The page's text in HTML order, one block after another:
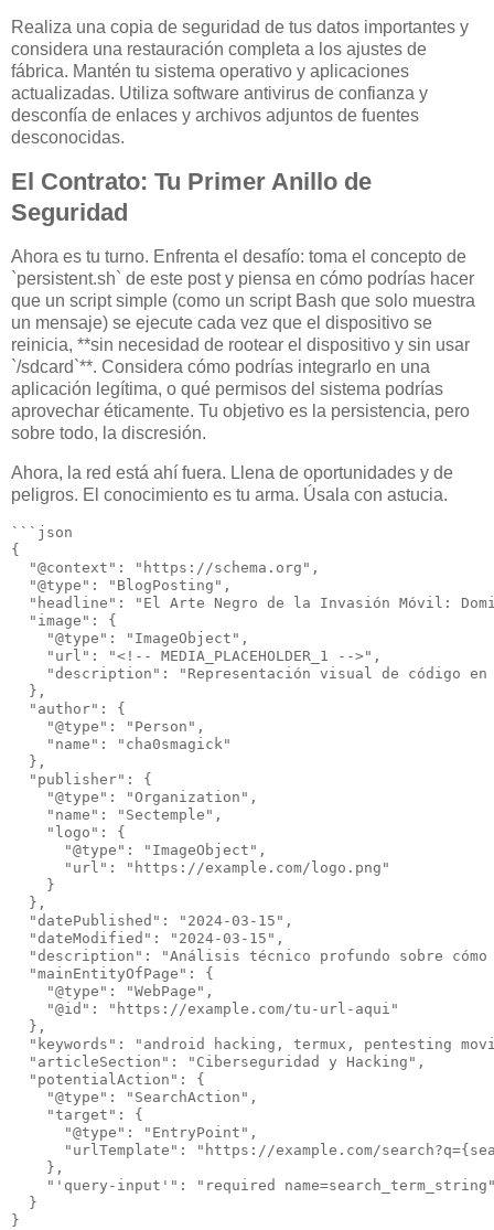
Realiza una copia de seguridad de tus datos importantes y
considera una restauración completa a los ajustes de
fábrica. Mantén tu sistema operativo y aplicaciones
actualizadas. Utiliza software antivirus de confianza y
desconfía de enlaces y archivos adjuntos de fuentes
desconocidas.
El Contrato: Tu Primer Anillo de
Seguridad
Ahora es tu turno. Enfrenta el desafío: toma el concepto de
`persistent.sh` de este post y piensa en cómo podrías hacer
que un script simple (como un script Bash que solo muestra
un mensaje) se ejecute cada vez que el dispositivo se
reinicia, **sin necesidad de rootear el dispositivo y sin usar
`/sdcard`**. Considera cómo podrías integrarlo en una
aplicación legítima, o qué permisos del sistema podrías
aprovechar éticamente. Tu objetivo es la persistencia, pero
sobre todo, la discresión.
Ahora, la red está ahí fuera. Llena de oportunidades y de
peligros. El conocimiento es tu arma. Úsala con astucia.
```json
{
  "@context": "https://schema.org",
  "@type": "BlogPosting",
"headline": "El Arte Negro de la Invasión Móvil:
  "image": {
    "@type": "ImageObject",
    "url": "<!-- MEDIA_PLACEHOLDER_1 -->",
"description": "Representación visual de código
  },
  "author": {
    "@type": "Person",
    "name": "cha0smagick"
  },
  "publisher": {
    "@type": "Organization",
    "name": "Sectemple",
    "logo": {
      "@type": "ImageObject",
      "url": "https://example.com/logo.png"
    }
  },
  "datePublished": "2024-03-15",
  "dateModified": "2024-03-15",
"description": "Análisis técnico profundo sobre
  "mainEntityOfPage": {
    "@type": "WebPage",
    "@id": "https://example.com/tu-url-aqui"
  },
"keywords": "android hacking, termux, pentesting
  "articleSection": "Ciberseguridad y Hacking",
  "potentialAction": {
    "@type": "SearchAction",
    "target": {
      "@type": "EntryPoint",
"urlTemplate": "https://example.com/
    },
"'query-input'": "required
  }
}